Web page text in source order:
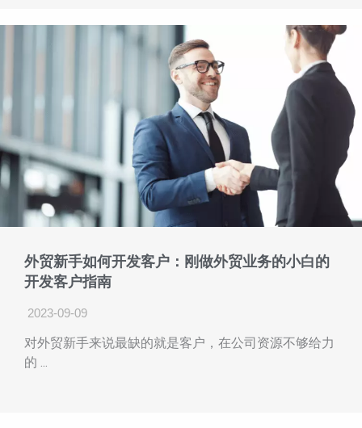
外贸新手如何开发客户：刚做外贸业务的小白的
开发客户指南
2023-09-09
对外贸新手来说最缺的就是客户，在公司资源不够给力
的 ...